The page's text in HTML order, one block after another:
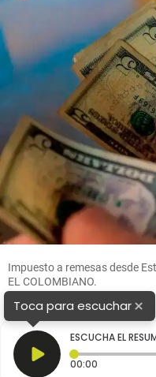
Impuesto a remesas desde
EL COLOMBIANO.
Toca para escuchar×
ESCUCHA EL
00:00 Tiempo